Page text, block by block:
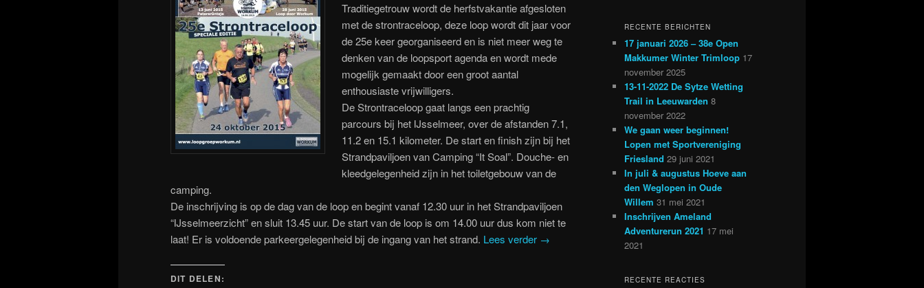
Traditiegetrouw wordt de herfstvakantie afgesloten
met de strontraceloop, deze loop wordt dit jaar voor
de 25e keer georganiseerd en is niet meer weg te
denken van de loopsport agenda en wordt mede
mogelijk gemaakt door een groot aantal
enthousiaste vrijwilligers.
De Strontraceloop gaat langs een prachtig
parcours bij het IJsselmeer, over de afstanden 7.1,
11.2 en 15.1 kilometer. De start en finish zijn bij het
Strandpaviljoen van Camping “It Soal”. Douche- en
kleedgelegenheid zijn in het toiletgebouw van de
camping.
De inschrijving is op de dag van de loop en begint vanaf 12.30 uur in het Strandpaviljoen
“IJsselmeerzicht” en sluit 13.45 uur. De start van de loop is om 14.00 uur dus kom niet te
laat! Er is voldoende parkeergelegenheid bij de ingang van het strand. Lees verder →
DIT DELEN:
RECENTE BERICHTEN
17 januari 2026 – 38e Open
Makkumer Winter Trimloop 17
november 2025
13-11-2022 De Sytze Wetting
Trail in Leeuwarden 8
november 2022
We gaan weer beginnen!
Lopen met Sportvereniging
Friesland 29 juni 2021
In juli & augustus Hoeve aan
den Weglopen in Oude
Willem 31 mei 2021
Inschrijven Ameland
Adventurerun 2021 17 mei
2021
RECENTE REACTIES